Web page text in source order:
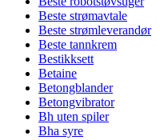
Beste strømavtale
Beste strømleverandør
Beste tannkrem
Bestikksett
Betaine
Betongblander
Betongvibrator
Bh uten spiler
Bha syre